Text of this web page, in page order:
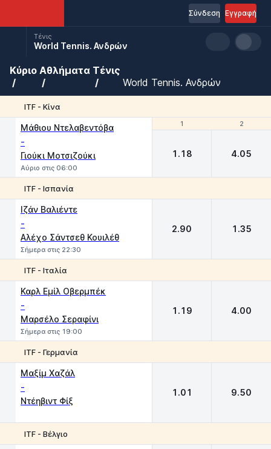
Εγγραφή
Σύνδεση
Τένις
World Tennis. Ανδρών
Κύριο Αθλήματα Τένις
World Tennis. Ανδρών
ITF - Κίνα
1 2
Μάθιου Ντελαβεντόβα
-
Γιούκι Μοτσιζούκι
Αύριο στις 06:00
1 2
1.18 4.05
ITF - Ισπανία
Ιζάν Βαλιέντε
-
Αλέχο Σάντσεθ Κουιλέθ
Σήμερα στις 22:30
2.90 1.35
ITF - Ιταλία
Καρλ Εμίλ Οβερμπέκ
-
Μαρσέλο Σεραφίνι
Σήμερα στις 19:00
1.19 4.00
ITF - Γερμανία
Μαξίμ Χαζάλ
-
Ντέηβιντ Φίξ
1.01 9.50
ITF - Βέλγιο